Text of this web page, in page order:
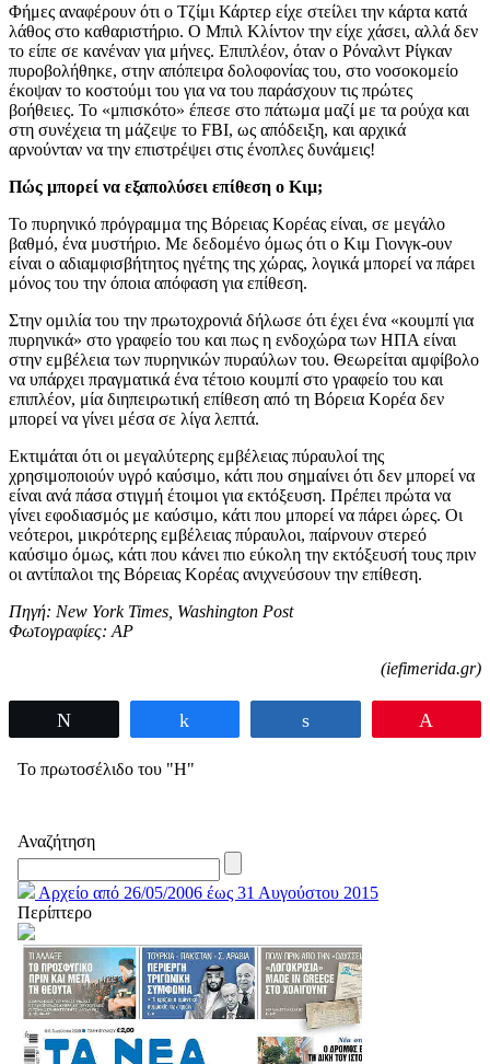
Φήμες αναφέρουν ότι ο Τζίμι Κάρτερ είχε στείλει την κάρτα κατά
λάθος στο καθαριστήριο. Ο Μπιλ Κλίντον την είχε χάσει, αλλά δεν
το είπε σε κανέναν για μήνες. Επιπλέον, όταν ο Ρόναλντ Ρίγκαν
πυροβολήθηκε, στην απόπειρα δολοφονίας του, στο νοσοκομείο
έκοψαν το κοστούμι του για να του παράσχουν τις πρώτες
βοήθειες. Το «μπισκότο» έπεσε στο πάτωμα μαζί με τα ρούχα και
στη συνέχεια τη μάζεψε το FBI, ως απόδειξη, και αρχικά
αρνούνταν να την επιστρέψει στις ένοπλες δυνάμεις!
Πώς μπορεί να εξαπολύσει επίθεση ο Κιμ;
Το πυρηνικό πρόγραμμα της Βόρειας Κορέας είναι, σε μεγάλο
βαθμό, ένα μυστήριο. Με δεδομένο όμως ότι ο Κιμ Γιονγκ-ουν
είναι ο αδιαμφισβήτητος ηγέτης της χώρας, λογικά μπορεί να πάρει
μόνος του την όποια απόφαση για επίθεση.
Στην ομιλία του την πρωτοχρονιά δήλωσε ότι έχει ένα «κουμπί για
πυρηνικά» στο γραφείο του και πως η ενδοχώρα των ΗΠΑ είναι
στην εμβέλεια των πυρηνικών πυραύλων του. Θεωρείται αμφίβολο
να υπάρχει πραγματικά ένα τέτοιο κουμπί στο γραφείο του και
επιπλέον, μία διηπειρωτική επίθεση από τη Βόρεια Κορέα δεν
μπορεί να γίνει μέσα σε λίγα λεπτά.
Εκτιμάται ότι οι μεγαλύτερης εμβέλειας πύραυλοί της
χρησιμοποιούν υγρό καύσιμο, κάτι που σημαίνει ότι δεν μπορεί να
είναι ανά πάσα στιγμή έτοιμοι για εκτόξευση. Πρέπει πρώτα να
γίνει εφοδιασμός με καύσιμο, κάτι που μπορεί να πάρει ώρες. Οι
νεότεροι, μικρότερης εμβέλειας πύραυλοι, παίρνουν στερεό
καύσιμο όμως, κάτι που κάνει πιο εύκολη την εκτόξευσή τους πριν
οι αντίπαλοι της Βόρειας Κορέας ανιχνεύσουν την επίθεση.
Πηγή: New York Times, Washington Post
Φωτογραφίες: ΑP
(iefimerida.gr)
Το πρωτοσέλιδο του "Η"
Αναζήτηση
Αρχείο από 26/05/2006 έως 31 Αυγούστου 2015
Περίπτερο